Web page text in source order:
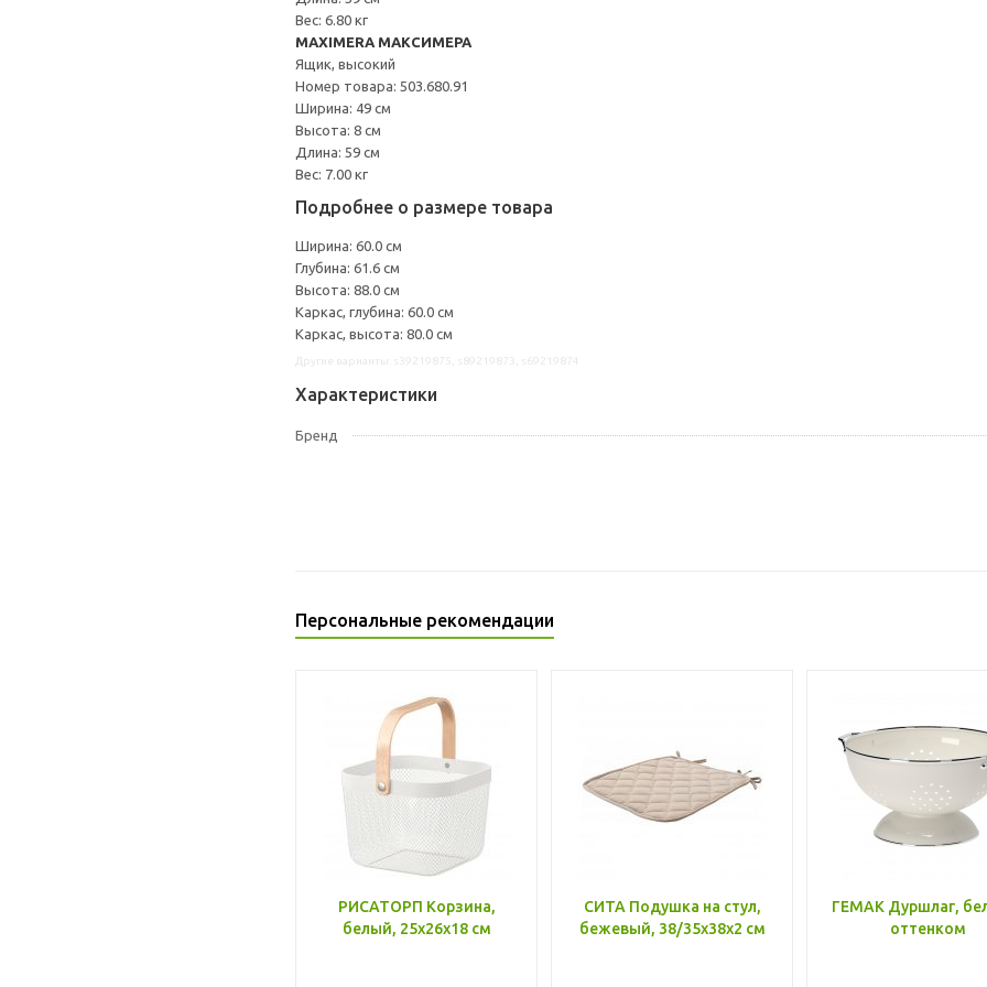
Вес: 6.80 кг
MAXIMERA МАКСИМЕРА
Ящик, высокий
Номер товара: 503.680.91
Ширина: 49 см
Высота: 8 см
Длина: 59 см
Вес: 7.00 кг
Подробнее о размере товара
Ширина: 60.0 см
Глубина: 61.6 см
Высота: 88.0 см
Каркас, глубина: 60.0 см
Каркас, высота: 80.0 см
Характеристики
Бренд
Персональные рекомендации
РИСАТОРП Корзина,
белый, 25x26x18 см
СИТА Подушка на стул,
бежевый, 38/35x38x2 см
ГЕМАК Дуршлаг,
оттенком